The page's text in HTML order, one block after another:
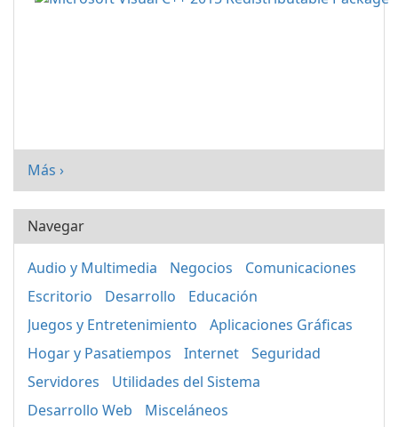
Más ›
Navegar
Audio y Multimedia Negocios
Comunicaciones
Escritorio
Desarrollo
Educación
Juegos y Entretenimiento
Aplicaciones Gráficas
Hogar y Pasatiempos
Internet
Seguridad
Servidores
Utilidades del Sistema
Desarrollo Web
Misceláneos